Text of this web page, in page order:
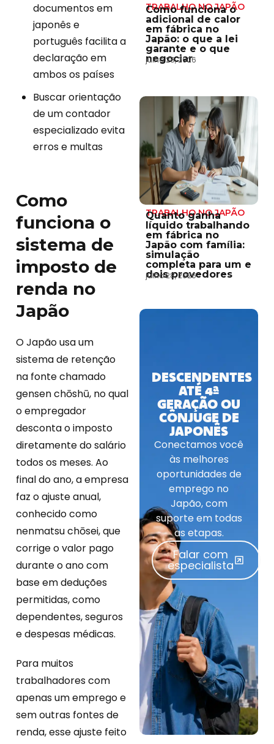
documentos em
japonês e
português facilita a
declaração em
ambos os países
Buscar orientação
de um contador
especializado evita
erros e multas
Como
funciona o
sistema de
imposto de
renda no
Japão
O Japão usa um
sistema de retenção
na fonte chamado
gensen chōshū, no qual
o empregador
desconta o imposto
diretamente do salário
todos os meses. Ao
final do ano, a empresa
faz o ajuste anual,
conhecido como
nenmatsu chōsei, que
corrige o valor pago
durante o ano com
base em deduções
permitidas, como
dependentes, seguros
e despesas médicas.
Para muitos
trabalhadores com
apenas um emprego e
sem outras fontes de
renda, esse ajuste feito
TRABALHO NO JAPÃO
Como funciona o
adicional de calor
em fábrica no
Japão: o que a lei
garante e o que
negociar
julho 28, 2026
TRABALHO NO JAPÃO
Quanto ganha
líquido trabalhando
em fábrica no
Japão com família:
simulação
completa para um e
dois provedores
julho 28, 2026
DESCENDENTES
ATÉ 4ª
GERAÇÃO OU
CÔNJUGE DE
JAPONÊS
Conectamos você
às melhores
oportunidades de
emprego no
Japão, com
suporte em todas
as etapas.
Falar com
especialista